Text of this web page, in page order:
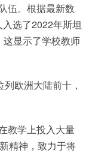
伍。根据最新数
选了2022年斯坦
显示了学校教师
欧洲大陆前十，
教学上投入大量
精神，致力于将